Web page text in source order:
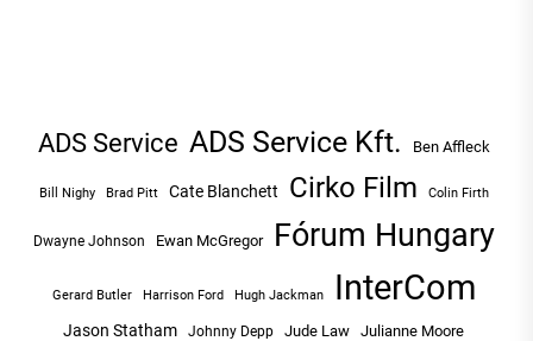
ADS Service ADS Service Kft. Ben Affleck
Bill Nighy Brad Pitt Cate Blanchett Cirko Film Colin Firth
Dwayne Johnson Ewan McGregor Fórum Hungary
Gerard Butler Harrison Ford Hugh Jackman InterCom
Jason Statham Johnny Depp Jude Law Julianne Moore